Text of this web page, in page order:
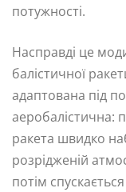
потужності.
Насправді це
балістичної
адаптована під
аеробалістична:
ракета швидко
розрідженій
потім